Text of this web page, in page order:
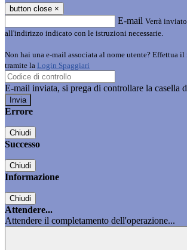
button close ×
E-mail Verrà
all'indirizzo indicato con le istruzioni necessarie.
Non hai una e-mail associata al nome utente? Effettua il
tramite la Login Spaggiari
E-mail inviata, si prega di controllare la casella
Errore
Chiudi
Successo
Chiudi
Informazione
Chiudi
Attendere...
Attendere il completamento dell'operazione...